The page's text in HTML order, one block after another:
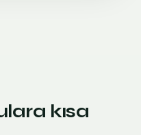
kısa